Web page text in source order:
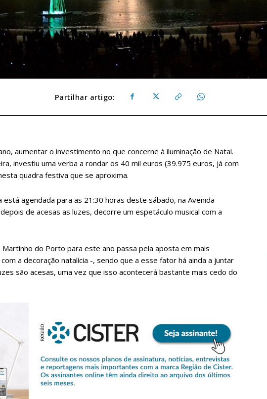
Planos de Assinatura
se assinante do Região de Cister e ajude-nos a manter este serviço público!
Sendo assinante terá acesso a todos os conteúdos exclusivos e versões digitais.
Partilhar artigo:
aumentar o investimento no que concerne à iluminação de Natal.
investiu uma verba a rondar os 40 mil euros (39.975 euros, já com
quadra festiva que se aproxima.
agendada para as 21:30 horas deste sábado, na Avenida
de acesas as luzes, decorre um espetáculo musical com a
do Porto para este ano passa pela aposta em mais
a decoração natalícia -, sendo que a esse fator há ainda a juntar
são acesas, uma vez que isso acontecerá bastante mais cedo do